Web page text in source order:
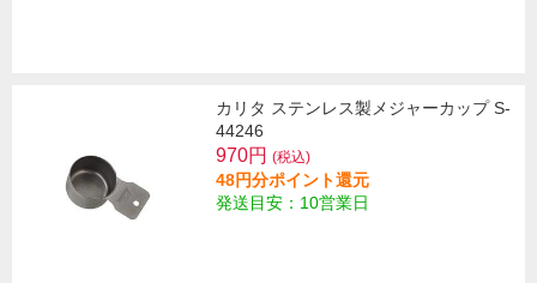
カリタ ステンレス製メジャーカップ S-
44246
970円 (税込)
48円分ポイント還元
発送目安：10営業日